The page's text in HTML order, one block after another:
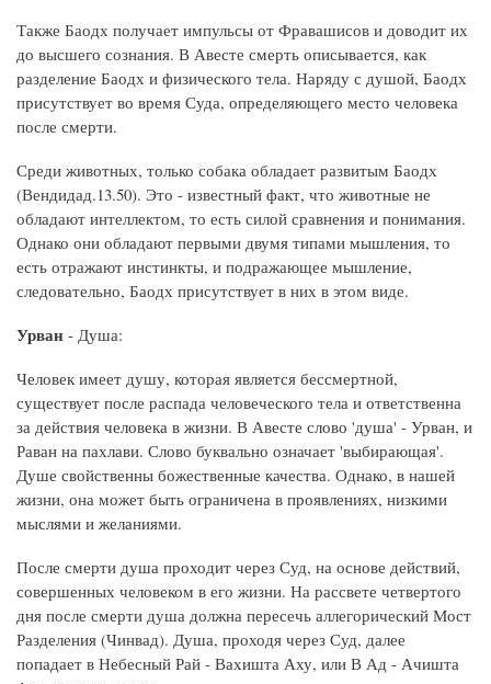
Также Баодх получает импульсы от Фравашисов и доводит их
до высшего сознания. В Авесте смерть описывается, как
разделение Баодх и физического тела. Наряду с душой, Баодх
присутствует во время Суда, определяющего место человека
после смерти.
Среди животных, только собака обладает развитым Баодх
(Вендидад.13.50). Это - известный факт, что животные не
обладают интеллектом, то есть силой сравнения и понимания.
Однако они обладают первыми двумя типами мышления, то
есть отражают инстинкты, и подражающее мышление,
следовательно, Баодх присутствует в них в этом виде.
Урван - Душа:
Человек имеет душу, которая является бессмертной,
существует после распада человеческого тела и ответственна
за действия человека в жизни. В Авесте слово 'душа' - Урван, и
Раван на пахлави. Слово буквально означает 'выбирающая'.
Душе свойственны божественные качества. Однако, в нашей
жизни, она может быть ограничена в проявлениях, низкими
мыслями и желаниями.
После смерти душа проходит через Суд, на основе действий,
совершенных человеком в его жизни. На рассвете четвертого
дня после смерти душа должна пересечь аллегорический Мост
Разделения (Чинвад). Душа, проходя через Суд, далее
попадает в Небесный Рай - Вахишта Аху, или В Ад - Ачишта